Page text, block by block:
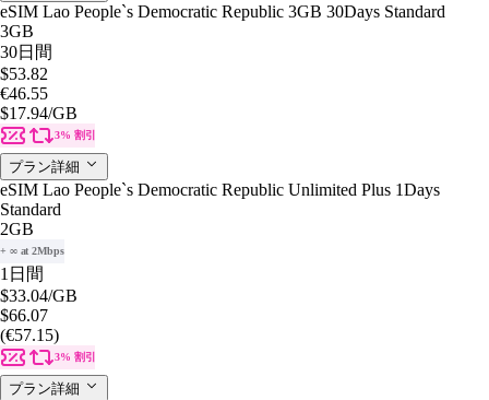
eSIM Lao People`s Democratic Republic 3GB 30Days Standard
3GB
30日間
$53.82
€46.55
$17.94/GB
3% 割引
プラン詳細
eSIM Lao People`s Democratic Republic Unlimited Plus 1Days
Standard
2GB
+ ∞ at 2Mbps
1日間
$33.04/GB
$66.07
(€57.15)
3% 割引
プラン詳細